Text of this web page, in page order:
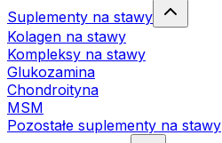
Suplementy na stawy
Kolagen na stawy
Kompleksy na stawy
Glukozamina
Chondroityna
MSM
Pozostałe suplementy na stawy